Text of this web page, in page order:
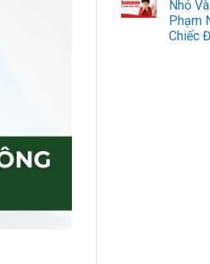
Nhỏ
Phạm
Chiếc